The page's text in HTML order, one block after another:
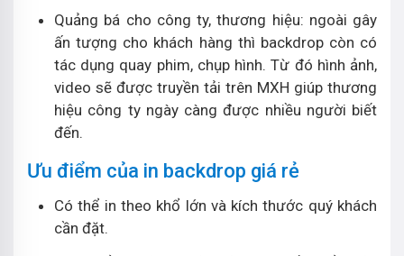
Quảng bá cho công ty, thương hiệu: ngoài gây
ấn tượng cho khách hàng thì backdrop còn có
tác dụng quay phim, chụp hình. Từ đó hình ảnh,
video sẽ được truyền tải trên MXH giúp thương
hiệu công ty ngày càng được nhiều người biết
đến.
Ưu điểm của in backdrop giá rẻ
Có thể in theo khổ lớn và kích thước quý khách
cần đặt.